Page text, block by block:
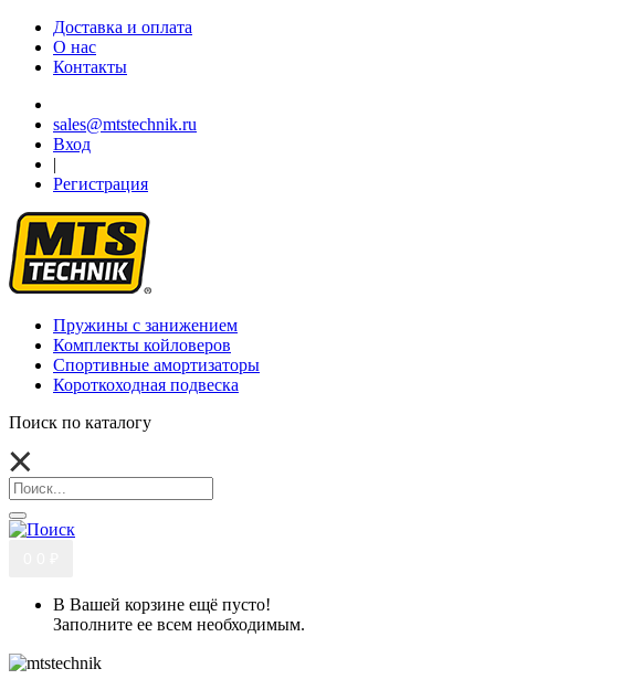
Доставка и оплата
О нас
Контакты
sales@mtstechnik.ru
Вход
|
Регистрация
Пружины с занижением
Комплекты койловеров
Спортивные амортизаторы
Короткоходная подвеска
Поиск по каталогу
В Вашей корзине ещё пусто!
Заполните ее всем необходимым.